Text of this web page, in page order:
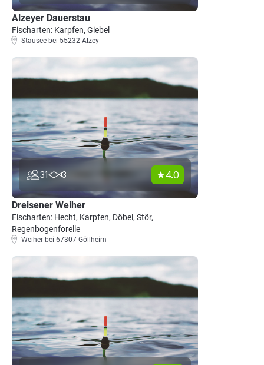
Alzeyer Dauerstau
Fischarten: Karpfen, Giebel
Stausee bei 55232 Alzey
31 3 4.0
Dreisener Weiher
Fischarten: Hecht, Karpfen, Döbel, Stör,
Regenbogenforelle
Weiher bei 67307 Göllheim